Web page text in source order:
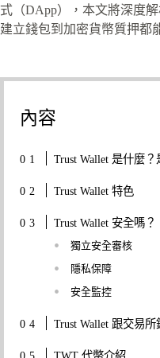
式（DApp），本文將深度
建立錢包到加密貨幣質押都
內容
Trust Wallet 是什麼？
Trust Wallet 特色
Trust Wallet 安全嗎？
獨立安全審核
隱私保障
安全監控
Trust Wallet 跟交易所